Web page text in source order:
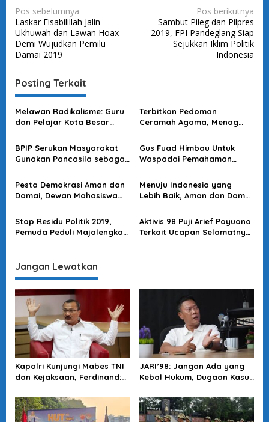
N
a
v
i
g
a
s
i
p
o
s
Pos sebelumnya
Laskar Fisabilillah Jalin
Ukhuwah dan Lawan Hoax
Demi Wujudkan Pemilu
Damai 2019
Pos berikutnya
Sambut Pileg dan Pilpres
2019, FPI Pandeglang Siap
Sejukkan Iklim Politik
Indonesia
Posting Terkait
Melawan Radikalisme: Guru
dan Pelajar Kota Besar
di FGD
Terbitkan Pedoman
Ceramah Agama, Menag
Boleh Provokasi &
Kampanye Politik
BPIP Serukan Masyarakat
Gunakan Pancasila sebagai
Gus Fuad Himbau Untuk
Waspadai Pemahaman
yang Mengarah ke Ranah
Politik
Pesta Demokrasi Aman dan
Damai, Dewan Mahasiswa
UIN Berterima Kasih pada
Semua Elemen Pendukung
Menuju Indonesia yang
Lebih Baik, Aman dan Damai
Stop Residu Politik 2019,
Pemuda Peduli Majalengka
Aktivis 98 Puji Arief Poyuono
Terkait Ucapan Selamatnya
Jangan Lewatkan
Kapolri Kunjungi Mabes TNI
dan Kejaksaan, Ferdinand:
Soliditas Antar Lembaga
JARI’98: Jangan Ada yang
Kebal Hukum, Dugaan Kasus
Tuntas